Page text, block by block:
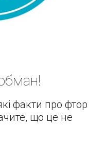
факти про фтор
що це не